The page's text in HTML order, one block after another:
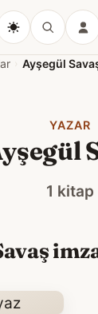
Ayşegül
YAZAR
1 kitap